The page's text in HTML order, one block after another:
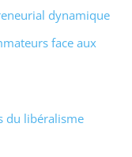
dynamique
face aux
du libéralisme